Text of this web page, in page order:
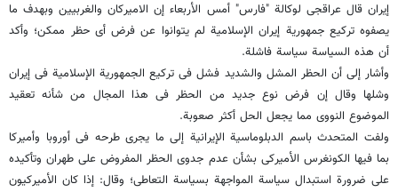
إیران قال عراقجی لوکالة "فارس" أمس الأربعاء إن الامیرکان والغربیین وبهدف ما
یصفوه ترکیع جمهوریة إیران الإسلامیة لم یتوانوا عن فرض أی حظر ممکن؛ وأکد
أن هذه السیاسة سیاسة فاشلة.
وأشار إلى أن الحظر المشل والشدید فشل فی ترکیع الجمهوریة الإسلامیة فی إیران
وشلها وقال إن فرض نوع جدید من الحظر فی هذا المجال من شأنه تعقید
الموضوع النووی مما یجعل الحل أکثر صعوبة.
ولفت المتحدث باسم الدبلوماسیة الإیرانیة إلى ما یجرى طرحه فی أوروبا وأمیرکا
بما فیها الکونغرس الأمیرکی بشأن عدم جدوى الحظر المفروض على طهران وتأکیده
على ضرورة استبدال سیاسة المواجهة بسیاسة التعاطی؛ وقال: إذا کان الأمیرکیون